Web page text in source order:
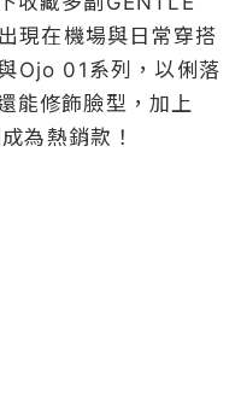
現在機場與日常穿搭
Ojo 01系列，以俐落
能修飾臉型，加上
為熱銷款！